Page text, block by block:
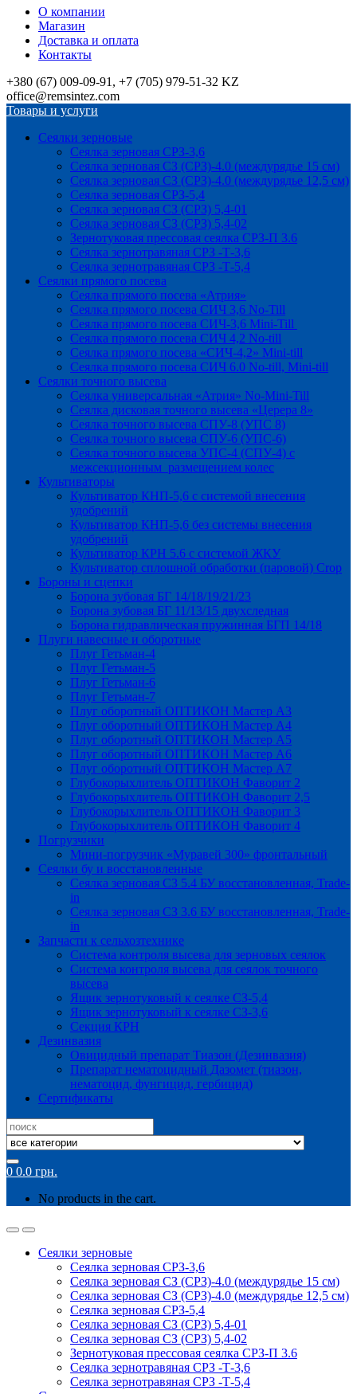
О компании
Магазин
Доставка и оплата
Контакты
+380 (67) 009-09-91, +7 (705) 979-51-32 KZ
office@remsintez.com
Товары и услуги
Сеялки зерновые
Сеялка зерновая СРЗ-3,6
Сеялка зерновая СЗ (СРЗ)-4.0 (междурядье 15 см)
Сеялка зерновая СЗ (СРЗ)-4.0 (междурядье 12,5 см)
Сеялка зерновая СРЗ-5,4
Сеялка зерновая СЗ (СРЗ) 5,4-01
Сеялка зерновая СЗ (СРЗ) 5,4-02
Зернотуковая прессовая сеялка СРЗ-П 3.6
Сеялка зернотравяная СРЗ -Т-3,6
Сеялка зернотравяная СРЗ -Т-5,4
Сеялки прямого посева
Сеялка прямого посева «Атрия»
Сеялка прямого посева СИЧ 3,6 No-Till
Сеялка прямого посева СИЧ-3,6 Mini-Till
Сеялка прямого посева СИЧ 4,2 No-till
Сеялка прямого посева «СИЧ-4,2» Mini-till
Сеялка прямого посева СИЧ 6.0 No-till, Mini-till
Сеялки точного высева
Сеялка универсальная «Атрия» No-Mini-Till
Сеялка дисковая точного высева «Церера 8»
Сеялка точного высева СПУ-8 (УПС 8)
Сеялка точного высева СПУ-6 (УПС-6)
Сеялка точного высева УПС-4 (СПУ-4) с
межсекционным размещением колес
Культиваторы
Культиватор КНП-5,6 с системой внесения
удобрений
Культиватор КНП-5,6 без системы внесения
удобрений
Культиватор КРН 5.6 с системой ЖКУ
Культиватор сплошной обработки (паровой) Crop
Бороны и сцепки
Борона зубовая БГ 14/18/19/21/23
Борона зубовая БГ 11/13/15 двухследная
Борона гидравлическая пружинная БГП 14/18
Плуги навесные и оборотные
Плуг Гетьман-4
Плуг Гетьман-5
Плуг Гетьман-6
Плуг Гетьман-7
Плуг оборотный ОПТИКОН Мастер А3
Плуг оборотный ОПТИКОН Мастер А4
Плуг оборотный ОПТИКОН Мастер А5
Плуг оборотный ОПТИКОН Мастер А6
Плуг оборотный ОПТИКОН Мастер А7
Глубокорыхлитель ОПТИКОН Фаворит 2
Глубокорыхлитель ОПТИКОН Фаворит 2,5
Глубокорыхлитель ОПТИКОН Фаворит 3
Глубокорыхлитель ОПТИКОН Фаворит 4
Погрузчики
Мини-погрузчик «Муравей 300» фронтальный
Сеялки бу и восстановленные
Сеялка зерновая СЗ 5.4 БУ восстановленная, Trade-
in
Сеялка зерновая СЗ 3.6 БУ восстановленная, Trade-
in
Запчасти к сельхозтехнике
Система контроля высева для зерновых сеялок
Система контроля высева для сеялок точного
высева
Ящик зернотуковый к сеялке СЗ-5,4
Ящик зернотуковый к сеялке СЗ-3,6
Секция КРН
Дезинвазия
Овицидный препарат Тиазон (Дезинвазия)
Препарат нематоцидный Дазомет (тиазон,
нематоцид, фунгицид, гербицид)
Сертификаты
Search
for:
0 0.0 грн.
No products in the cart.
Сеялки зерновые
Сеялка зерновая СРЗ-3,6
Сеялка зерновая СЗ (СРЗ)-4.0 (междурядье 15 см)
Сеялка зерновая СЗ (СРЗ)-4.0 (междурядье 12,5 см)
Сеялка зерновая СРЗ-5,4
Сеялка зерновая СЗ (СРЗ) 5,4-01
Сеялка зерновая СЗ (СРЗ) 5,4-02
Зернотуковая прессовая сеялка СРЗ-П 3.6
Сеялка зернотравяная СРЗ -Т-3,6
Сеялка зернотравяная СРЗ -Т-5,4